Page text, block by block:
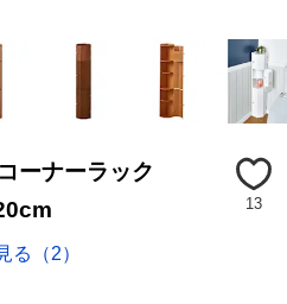
ーナーラック
13
る（2）